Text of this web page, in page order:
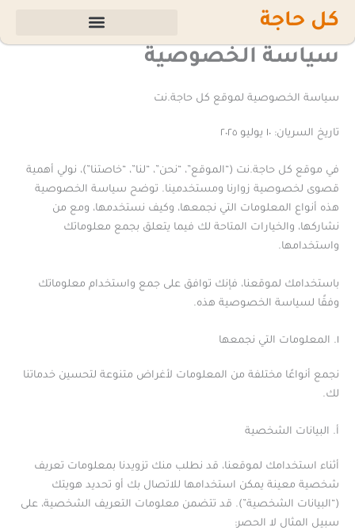
تخطي
المحتوى
كل حاجة
سياسة الخصوصية
سياسة الخصوصية لموقع كل حاجة.نت
تاريخ السريان: ١٠ يوليو ٢٠٢٥
في موقع كل حاجة.نت (“الموقع”، “نحن”، “لنا”، “خاصتنا”)، نولي أهمية
قصوى لخصوصية زوارنا ومستخدمينا. توضح سياسة الخصوصية
هذه أنواع المعلومات التي نجمعها، وكيف نستخدمها، ومع من
نشاركها، والخيارات المتاحة لك فيما يتعلق بجمع معلوماتك
واستخدامها.
باستخدامك لموقعنا، فإنك توافق على جمع واستخدام معلوماتك
وفقًا لسياسة الخصوصية هذه.
١. المعلومات التي نجمعها
نجمع أنواعًا مختلفة من المعلومات لأغراض متنوعة لتحسين خدماتنا
لك.
أ. البيانات الشخصية
أثناء استخدامك لموقعنا، قد نطلب منك تزويدنا بمعلومات تعريف
شخصية معينة يمكن استخدامها للاتصال بك أو تحديد هويتك
(“البيانات الشخصية”). قد تتضمن معلومات التعريف الشخصية، على
سبيل المثال لا الحصر: